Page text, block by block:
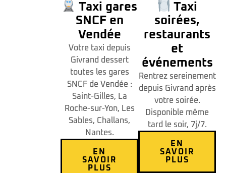
Taxi gares
SNCF en
Vendée
Votre taxi depuis
Givrand dessert
toutes les gares
SNCF de Vendée :
Saint-Gilles, La
Roche-sur-Yon, Les
Sables, Challans,
Nantes.
EN
SAVOIR
PLUS
Taxi
soirées,
restaurants
et
événements
Rentrez sereinement
depuis Givrand après
votre soirée.
Disponible même
tard le soir, 7j/7.
EN
SAVOIR
PLUS